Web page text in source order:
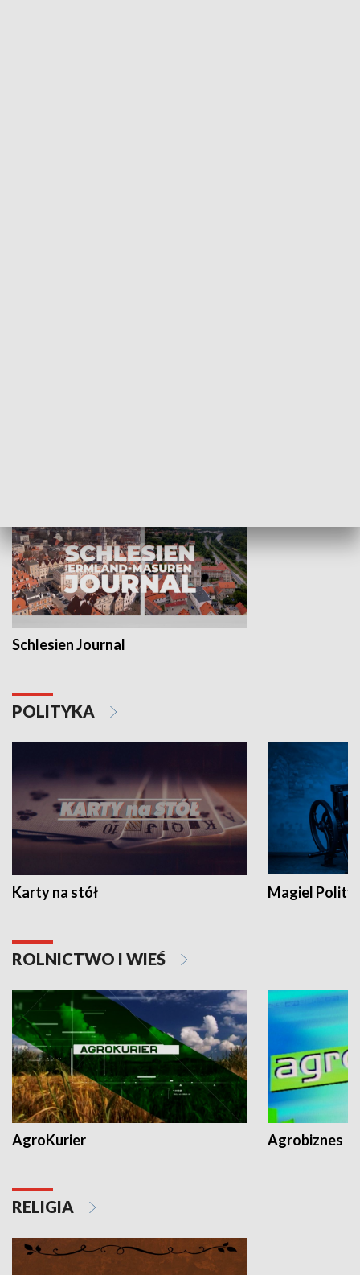
Schlesien Journal
POLITYKA
Karty na stół Magiel
ROLNICTWO I WIEŚ
AgroKurier Agrobiznes
RELIGIA